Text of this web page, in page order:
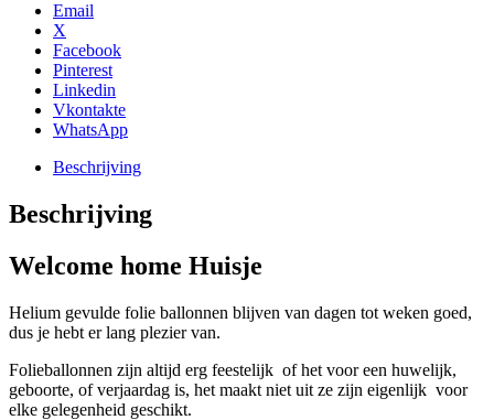
Email
X
Facebook
Pinterest
Linkedin
Vkontakte
WhatsApp
Beschrijving
Beschrijving
Welcome home Huisje
Helium gevulde folie ballonnen blijven van dagen tot weken goed,
dus je hebt er lang plezier van.
Folieballonnen zijn altijd erg feestelijk of het voor een huwelijk,
geboorte, of verjaardag is, het maakt niet uit ze zijn eigenlijk voor
elke gelegenheid geschikt.